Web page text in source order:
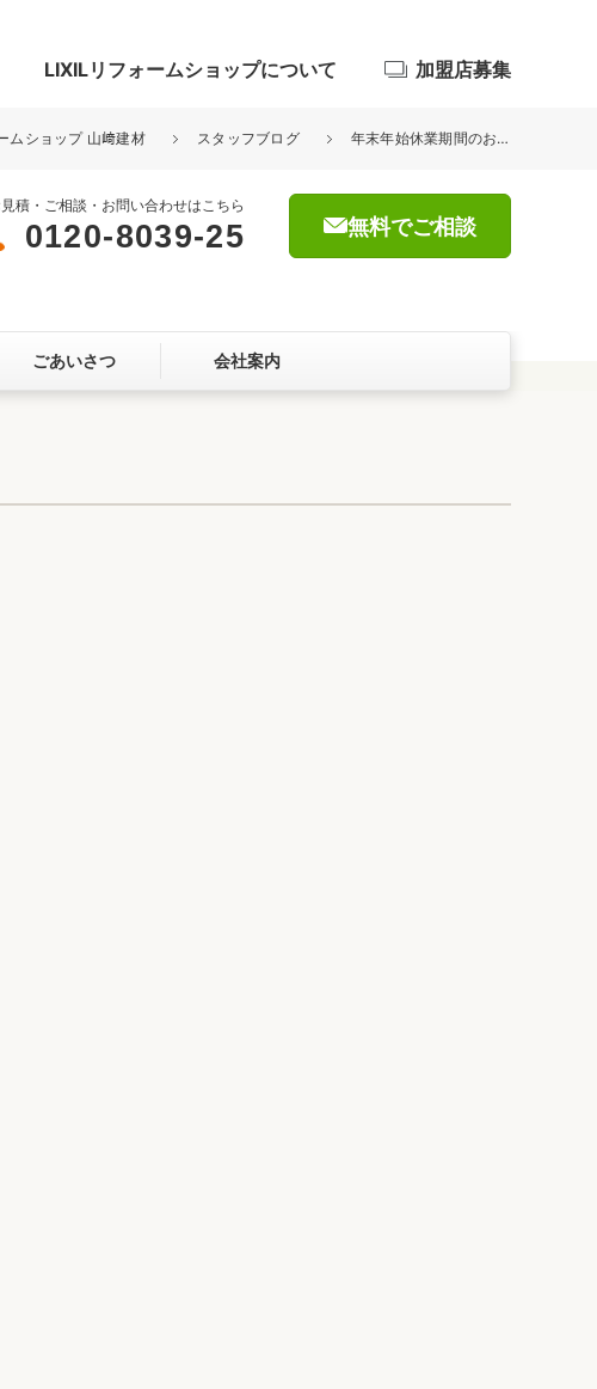
り 屋根・外壁
LIXILリフォームショップについて
ちいい暮らしをつくる、価値・性能向上
加盟店募集
ムショップ 山﨑建材 スタッフブログ 年末年始休業期間のおしらせ
積・ご相談・お問い合わせはこちら
0120-8039-25 無料でご相談
ごあいさつ 会社案内